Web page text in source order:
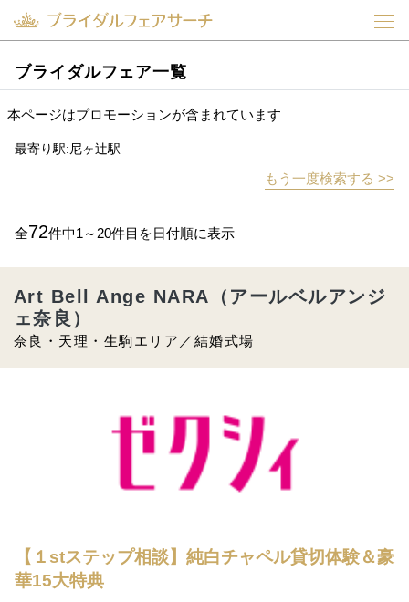
ブライダルフェア一覧
本ページはプロモーションが含まれています
最寄り駅:尼ヶ辻駅
もう一度検索する >>
全72件中1～20件目を日付順に表示
奈良・天理・生駒エリア／結婚式場
Art Bell Ange NARA（アールベルアンジ
ェ奈良）
【１stステップ相談】純白チャペル貸切体験＆豪
華15大特典